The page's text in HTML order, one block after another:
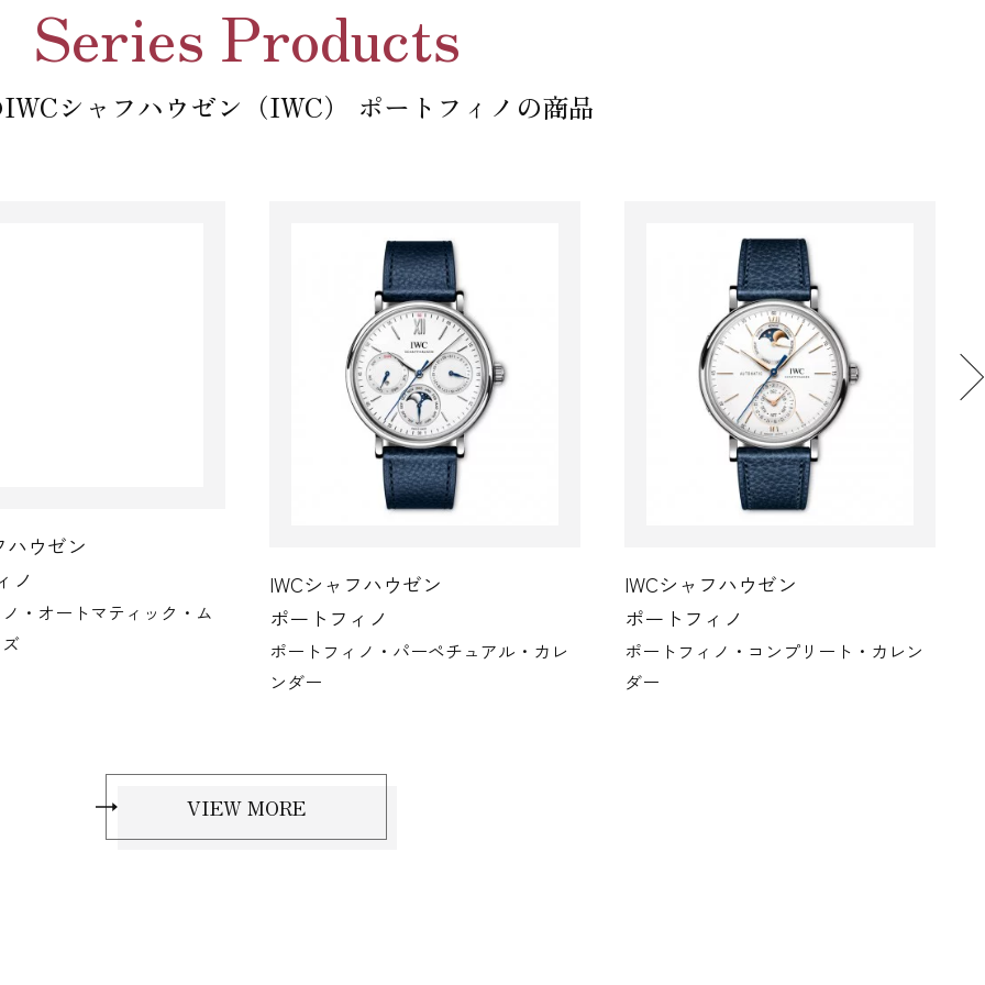
Series Products
シャフハウゼン（IWC） ポートフィノの商品
ハウゼン
ノ
・オートマティック・ム
IWCシャフハウゼン
ポートフィノ
ポートフィノ・パーペチュアル・カレ
ンダー
IWCシャフハウゼン
ポートフィノ
ポートフィノ・コンプリート・カレン
ダー
VIEW MORE